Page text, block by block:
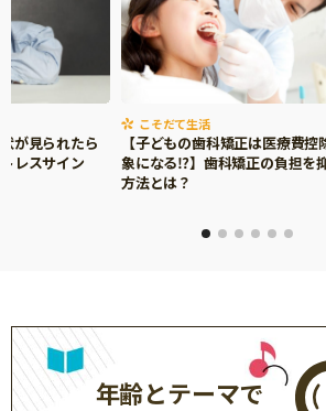
が見られたら
レスサイン
こそだて生活
【子どもの歯科矯正は医療費控
象になる⁉】歯科矯正の負担を
方法とは？
年齢とテーマで